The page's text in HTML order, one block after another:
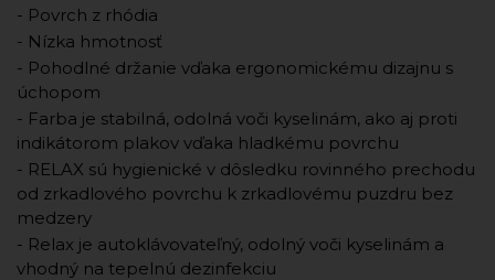
- Povrch z rhódia
- Nízka hmotnosť
- Pohodlné držanie vďaka ergonomickému dizajnu s
úchopom
- Farba je stabilná, odolná voči kyselinám, ako aj proti
indikátorom plakov vďaka hladkému povrchu
- RELAX sú hygienické v dôsledku rovinného prechodu
od zrkadlového povrchu k zrkadlovému puzdru bez
medzery
- Relax je autoklávovateľný, odolný voči kyselinám a
vhodný na tepelnú dezinfekciu